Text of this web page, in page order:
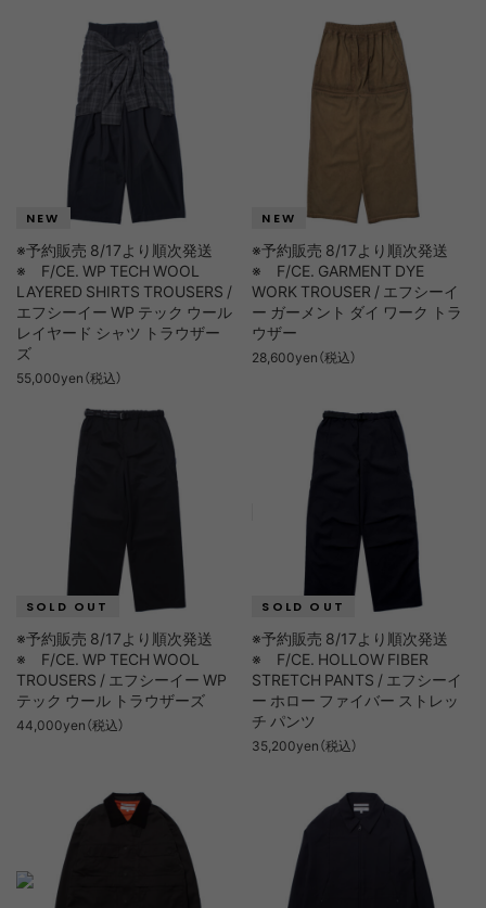
※予約販売 8/17より順次発送
※ F/CE. WP TECH WOOL
LAYERED SHIRTS TROUSERS /
エフシーイー WP テック ウール
レイヤード シャツ トラウザー
ズ
55,000yen（税込）
※予約販売 8/17より順次発送
※ F/CE. GARMENT DYE
WORK TROUSER / エフシーイ
ー ガーメント ダイ ワーク トラ
ウザー
28,600yen（税込）
※予約販売 8/17より順次発送
※ F/CE. WP TECH WOOL
TROUSERS / エフシーイー WP
テック ウール トラウザーズ
44,000yen（税込）
※予約販売 8/17より順次発送
※ F/CE. HOLLOW FIBER
STRETCH PANTS / エフシーイ
ー ホロー ファイバー ストレッ
チ パンツ
35,200yen（税込）